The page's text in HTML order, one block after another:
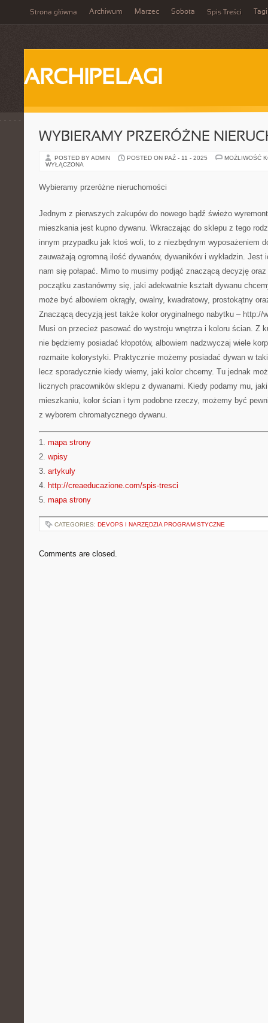
Strona główna Archiwum Marzec Sobota Spis Treści Tagi
ARCHIPELAGI
WYBIERAMY PRZERÓŻNE
POSTED BY ADMIN POSTED ON PAŹ - 11 - 2025
MOŻLIWOŚĆ
WYŁĄCZONA
Wybieramy przeróżne nieruchomości
Jednym z pierwszych zakupów do nowego bądź świeżo
mieszkania jest kupno dywanu. Wkraczając do sklepu z tego
innym przypadku jak ktoś woli, to z niezbędnym wyposażeniem
zauważają ogromną ilość dywanów, dywaników i wykładzin.
nam się połapać. Mimo to musimy podjąć znaczącą decyzję
początku zastanówmy się, jaki adekwatnie kształt dywanu
może być albowiem okrągły, owalny, kwadratowy, prostokątny
Znaczącą decyzją jest także kolor oryginalnego nabytku – http://
Musi on przecież pasować do wystroju wnętrza i koloru ścian. Z
nie będziemy posiadać kłopotów, albowiem nadzwyczaj wiele
rozmaite kolorystyki. Praktycznie możemy posiadać dywan w
lecz sporadycznie kiedy wiemy, jaki kolor chcemy. Tu jednak
licznych pracowników sklepu z dywanami. Kiedy podamy mu,
mieszkaniu, kolor ścian i tym podobne rzeczy, możemy być
z wyborem chromatycznego dywanu.
1. mapa strony
2. wpisy
3. artykuly
4. http://creaeducazione.com/spis-tresci
5. mapa strony
CATEGORIES: DEVOPS I NARZĘDZIA PROGRAMISTYCZNE
Comments are closed.